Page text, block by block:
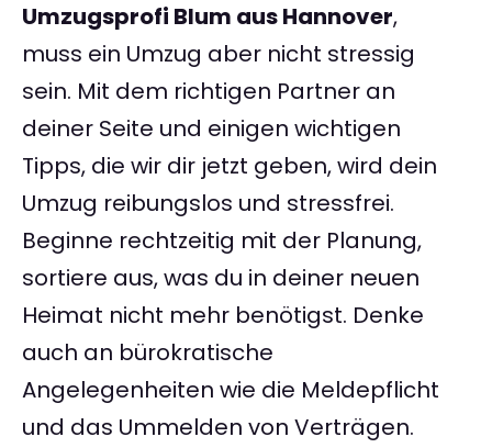
Umzugsprofi Blum aus Hannover,
muss ein Umzug aber nicht stressig
sein. Mit dem richtigen Partner an
deiner Seite und einigen wichtigen
Tipps, die wir dir jetzt geben, wird dein
Umzug reibungslos und stressfrei.
Beginne rechtzeitig mit der Planung,
sortiere aus, was du in deiner neuen
Heimat nicht mehr benötigst. Denke
auch an bürokratische
Angelegenheiten wie die Meldepflicht
und das Ummelden von Verträgen.